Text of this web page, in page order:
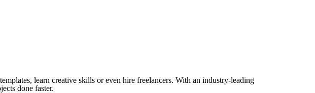
learn creative skills or even hire freelancers. With an industry-leading
done faster.